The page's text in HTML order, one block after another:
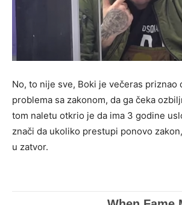
No, to nije sve, Boki je večeras priznao
problema sa zakonom, da ga čeka
tom naletu otkrio je da ima 3 godine
znači da ukoliko prestupi ponovo
u zatvor.